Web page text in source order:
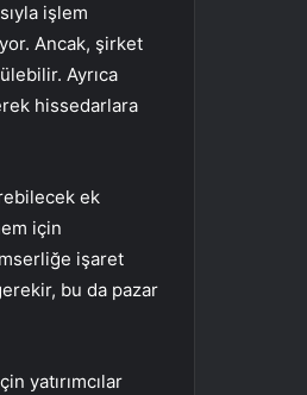
işlem
Ancak, şirket
Ayrıca
hissedarlara
ek
için
işaret
bu da pazar
yatırımcılar